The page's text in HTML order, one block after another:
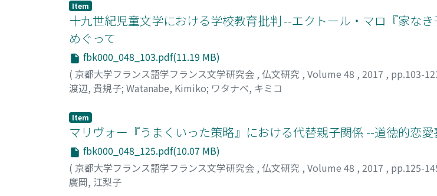
Item
十九世紀児童文学における学校教育批判 --エクトール・マロ『家な
めぐって
fbk000_048_103.pdf(11.19 MB)
( 京都大学フランス語学フランス文学研究会 , 仏文研究 , Volume 48 , 2017 , pp.103-
渡辺, 貴規子; Watanabe, Kimiko; ワタナベ, キミコ
Item
マリヴォー『うまくいった策略』における代替親子関係 --道徳的恋
fbk000_048_125.pdf(10.07 MB)
( 京都大学フランス語学フランス文学研究会 , 仏文研究 , Volume 48 , 2017 , pp.125-
廣岡, 江梨子